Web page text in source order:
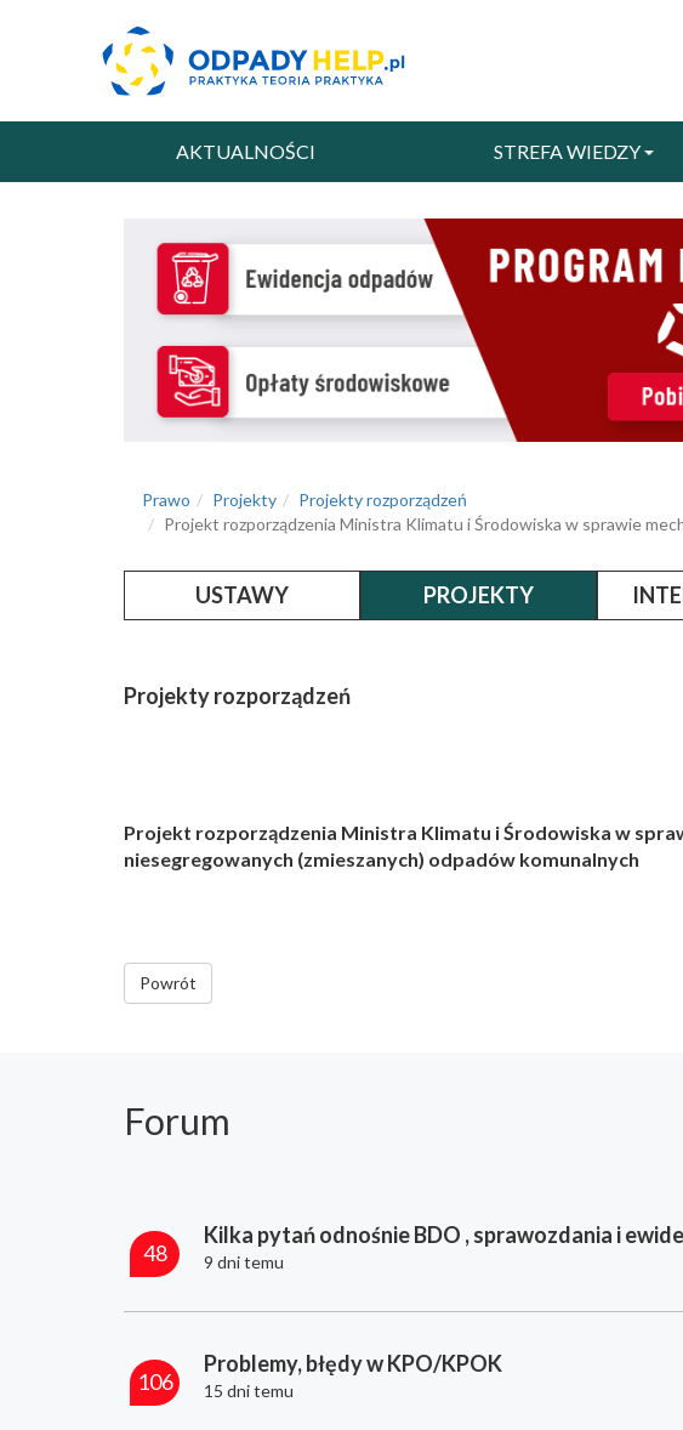
AKTUALNOŚCI STREFA WIEDZY
Prawo Projekty
Projekty rozporządzeń
Projekt rozporządzenia Ministra Klimatu i Środowiska w sprawie
USTAWY PROJEKTY
Projekty rozporządzeń
Projekt rozporządzenia Ministra Klimatu i Środowiska w
niesegregowanych (zmieszanych) odpadów komunalnych
Powrót
Forum
48
Kilka pytań odnośnie BDO , sprawozdania i
9 dni temu
106
Problemy, błędy w KPO/KPOK
15 dni temu